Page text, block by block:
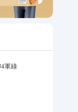
軍綠